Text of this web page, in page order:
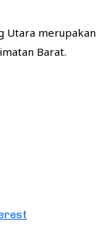
Utara merupakan
Barat.